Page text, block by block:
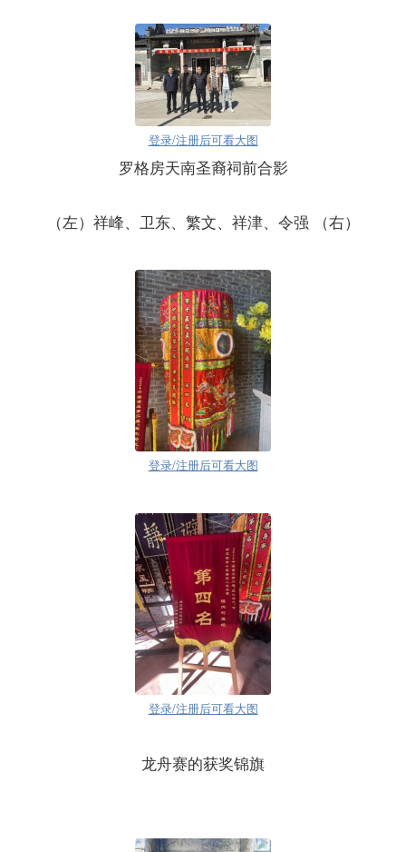
登录/注册后可看大图
罗格房天南圣裔祠前合影
（左）祥峰、卫东、繁文、祥津、令强 （右）
登录/注册后可看大图
登录/注册后可看大图
龙舟赛的获奖锦旗